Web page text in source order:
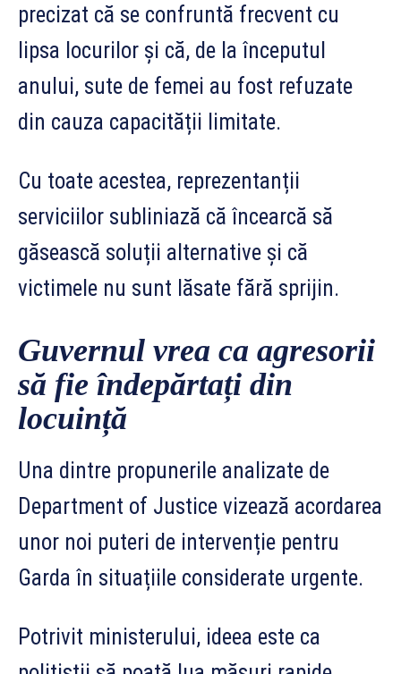
precizat că se confruntă frecvent cu
lipsa locurilor și că, de la începutul
anului, sute de femei au fost refuzate
din cauza capacității limitate.
Cu toate acestea, reprezentanții
serviciilor subliniază că încearcă să
găsească soluții alternative și că
victimele nu sunt lăsate fără sprijin.
Guvernul vrea ca agresorii
să fie îndepărtați din
locuință
Una dintre propunerile analizate de
Department of Justice vizează acordarea
unor noi puteri de intervenție pentru
Garda în situațiile considerate urgente.
Potrivit ministerului, ideea este ca